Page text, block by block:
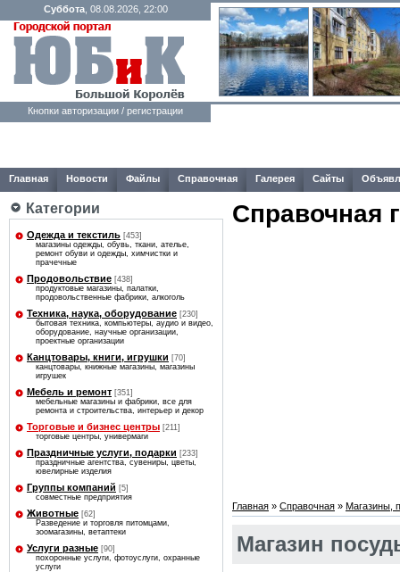
Суббота, 08.08.2026, 22:00
Кнопки авторизации / регистрации
Главная Новости Файлы Справочная Галерея Сайты
Категории
Одежда и текстиль [453]
магазины одежды, обувь, ткани, ателье,
ремонт обуви и одежды, химчистки и
прачечные
Продовольствие [438]
продуктовые магазины, палатки,
продовольственные фабрики, алкоголь
Техника, наука, оборудование [230]
бытовая техника, компьютеры, аудио и видео,
оборудование, научные организации,
проектные организации
Канцтовары, книги, игрушки [70]
канцтовары, книжные магазины, магазины
игрушек
Мебель и ремонт [351]
мебельные магазины и фабрики, все для
ремонта и строительства, интерьер и декор
Торговые и бизнес центры [211]
торговые центры, универмаги
Праздничные услуги, подарки [233]
праздничные агентства, сувениры, цветы,
ювелирные изделия
Группы компаний [5]
совместные предприятия
Животные [62]
Разведение и торговля питомцами,
зоомагазины, ветаптеки
Услуги разные [90]
похоронные услуги, фотоуслуги, охранные
услуги
Справочная
Главная » Справочная » Магазины,
Магазин